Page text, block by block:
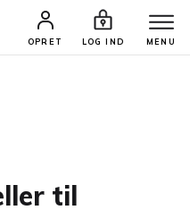
OPRET LOG IND MENU
SØG PROFIL
til